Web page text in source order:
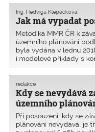
žadatel o povolení
vlastníkem,
Jak má vypadat
Ing. Hedviga Klepáčková
Metodika MMR ČR k
územního plánování
byla vydána v lednu
i modelové příklady s
Kdy se nevydává
územního
redakce
Při posouzení, kdy se
plánování nevydává, je